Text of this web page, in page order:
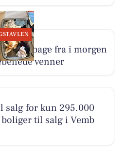
er tilbage fra i morgen
venner
salg for kun 295.000
til salg i Vemb